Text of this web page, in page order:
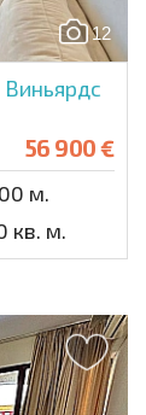
12
56 900 €
м.
кв. м.